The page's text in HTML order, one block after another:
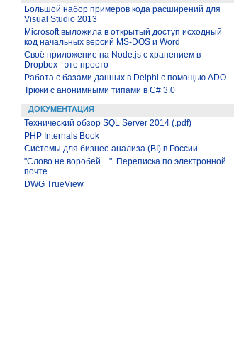
Большой набор примеров кода расширений для
Visual Studio 2013
Microsoft выложила в открытый доступ исходный
код начальных версий MS-DOS и Word
Своё приложение на Node.js с хранением в
Dropbox - это просто
Работа с базами данных в Delphi с помощью ADO
Трюки с анонимными типами в C# 3.0
ДОКУМЕНТАЦИЯ
Технический обзор SQL Server 2014 (.pdf)
PHP Internals Book
Системы для бизнес-анализа (BI) в России
"Слово не воробей…". Переписка по электронной
почте
DWG TrueView